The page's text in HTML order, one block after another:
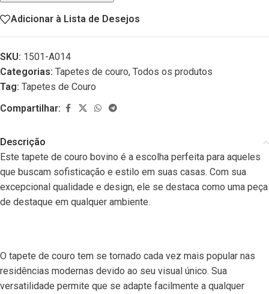
Adicionar à Lista de Desejos
SKU: 1501-A014
Categorias: Tapetes de couro, Todos os produtos
Tag: Tapetes de Couro
Compartilhar:
Descrição
Este tapete de couro bovino é a escolha perfeita para aqueles
que buscam sofisticação e estilo em suas casas. Com sua
excepcional qualidade e design, ele se destaca como uma peça
de destaque em qualquer ambiente.
O tapete de couro tem se tornado cada vez mais popular nas
residências modernas devido ao seu visual único. Sua
versatilidade permite que se adapte facilmente a qualquer